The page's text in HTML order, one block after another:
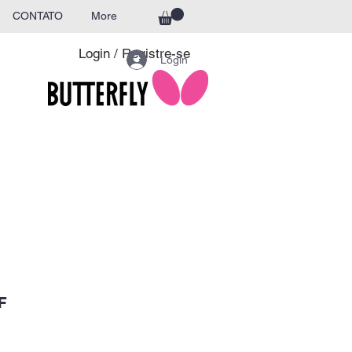
CONTATO More
Login / Registre-se
Login